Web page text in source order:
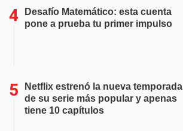
Desafío Matemático: esta cuenta
pone a prueba tu primer impulso
Netflix estrenó la nueva temporada
de su serie más popular y apenas
tiene 10 capítulos